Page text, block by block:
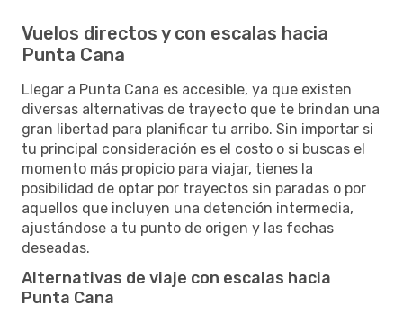
Vuelos directos y con escalas hacia
Punta Cana
Llegar a Punta Cana es accesible, ya que existen
diversas alternativas de trayecto que te brindan una
gran libertad para planificar tu arribo. Sin importar si
tu principal consideración es el costo o si buscas el
momento más propicio para viajar, tienes la
posibilidad de optar por trayectos sin paradas o por
aquellos que incluyen una detención intermedia,
ajustándose a tu punto de origen y las fechas
deseadas.
Alternativas de viaje con escalas hacia
Punta Cana